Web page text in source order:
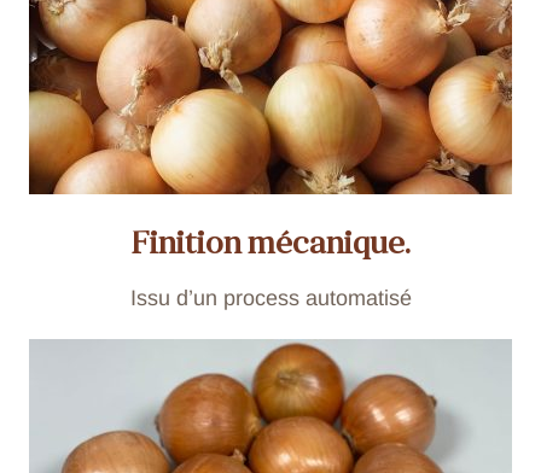
Finition mécanique.
Issu d’un process automatisé